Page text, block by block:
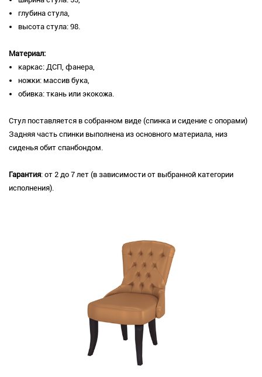
глубина стула,
высота стула: 98.
Материал:
каркас: ДСП, фанера,
ножки: массив бука,
обивка: ткань или экокожа.
Стул поставляется в собранном виде (спинка и сидение с опорами)
Задняя часть спинки выполнена из основного материала, низ
сиденья обит спанбондом.
Гарантия: от 2 до 7 лет (в зависимости от выбранной категории
исполнения).